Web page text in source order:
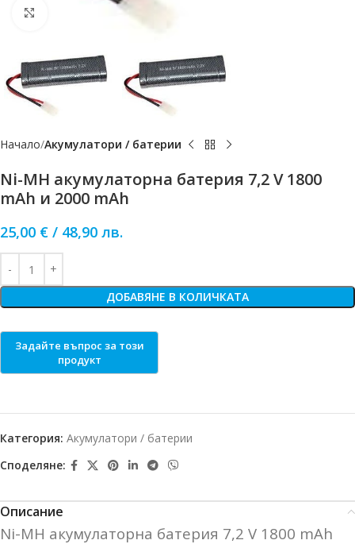
Начало Акумулатори / батерии
Ni-MH акумулаторна батерия 7,2 V 1800
mAh и 2000 mAh
25,00 € / 48,90 лв.
ДОБАВЯНЕ В КОЛИЧКАТА
Категория: Акумулатори / батерии
Споделяне:
Описание
Ni-MH акумулаторна батерия 7,2 V 1800 mAh